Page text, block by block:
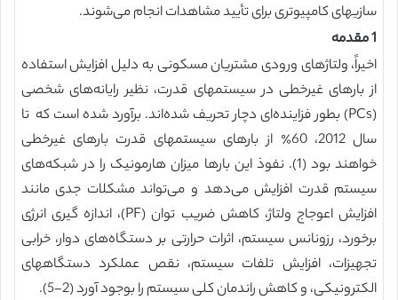
سازیهای کامپیوتری برای تأیید مشاهدات انجام می‌شوند.
1 مقدمه
اخیراً، ولتاژهای ورودی مشتریان مسکونی به دلیل افزایش استفاده
از بارهای غیرخطی در سیستمهای قدرت، نظیر رایانه‌های شخصی
(PCs) بطور فزاینده‌ای دچار تحریف شده‌اند. برآورد شده است که تا
سال 2012، 60٪ از بارهای سیستمهای قدرت بارهای غیرخطی
خواهند بود (1). نفوذ این بارها میزان هارمونیک را در شبکه‌های
سیستم قدرت افزایش می‌دهد و می‌تواند مشکلات جدی مانند
افزایش اعوجاج ولتاژ، کاهش ضریب توان (PF)، اندازه گیری انرژی
برخورد، رزونانس سیستم، اثرات حرارتی بر دستگاه‌های دوار، خرابی
تجهیزات، افزایش تلفات سیستم، نقص عملکرد دستگاههای
الکترونیکی، و کاهش راندمان کلی سیستم را بوجود آورد (2-5).